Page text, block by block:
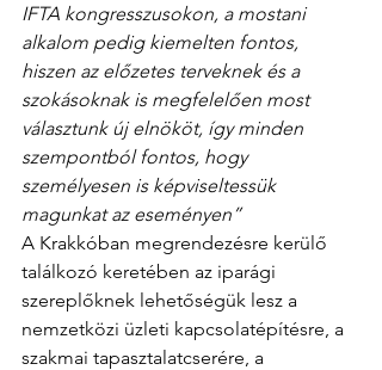
IFTA kongresszusokon, a mostani
alkalom pedig kiemelten fontos,
hiszen az előzetes terveknek és a
szokásoknak is megfelelően most
választunk új elnököt, így minden
szempontból fontos, hogy
személyesen is képviseltessük
magunkat az eseményen”
A Krakkóban megrendezésre kerülő
találkozó keretében az iparági
szereplőknek lehetőségük lesz a
nemzetközi üzleti kapcsolatépítésre, a
szakmai tapasztalatcserére, a